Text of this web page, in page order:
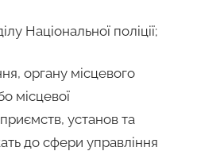
Національної поліції;
органу місцевого
місцевої
установ та
до сфери управління